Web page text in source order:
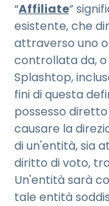
“Affiliate”
esistente, che
attraverso uno
controllata da,
Splashtop,
fini di questa
possesso
causare la
di un'entità, sia
diritto di voto,
Un'entità sarà
tale entità